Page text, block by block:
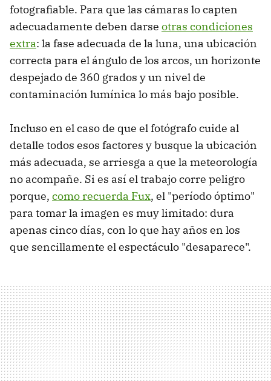
fotografiable. Para que las cámaras lo capten
adecuadamente deben darse otras condiciones
extra: la fase adecuada de la luna, una ubicación
correcta para el ángulo de los arcos, un horizonte
despejado de 360 grados y un nivel de
contaminación lumínica lo más bajo posible.
Incluso en el caso de que el fotógrafo cuide al
detalle todos esos factores y busque la ubicación
más adecuada, se arriesga a que la meteorología
no acompañe. Si es así el trabajo corre peligro
porque, como recuerda Fux, el "período óptimo"
para tomar la imagen es muy limitado: dura
apenas cinco días, con lo que hay años en los
que sencillamente el espectáculo "desaparece".